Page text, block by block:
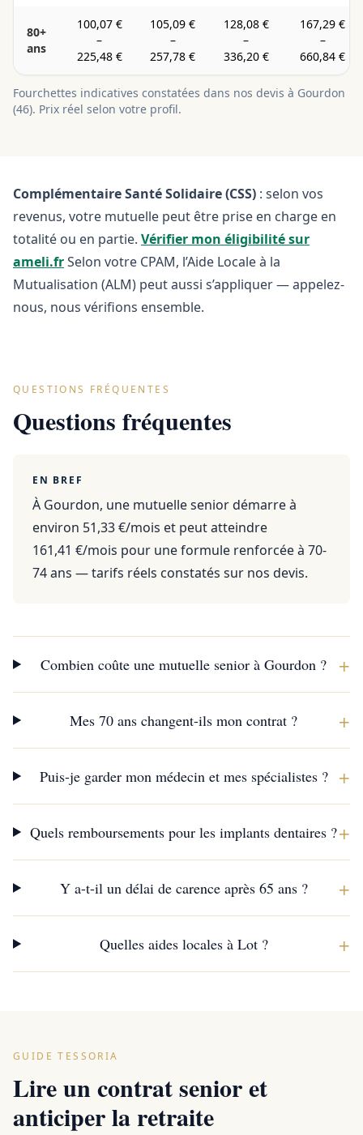
80+
ans
100,07 €
–
225,48 €
105,09 €
–
257,78 €
128,08 €
–
336,20 €
167,29 €
–
660,84 €
Fourchettes indicatives constatées dans nos devis à Gourdon
(46). Prix réel selon votre profil.
Complémentaire Santé Solidaire (CSS) : selon vos
revenus, votre mutuelle peut être prise en charge en
totalité ou en partie. Vérifier mon éligibilité sur
ameli.frSelon votre CPAM, l’Aide Locale à la
Mutualisation (ALM) peut aussi s’appliquer — appelez-
nous, nous vérifions ensemble.
QUESTIONS FRÉQUENTES
Questions fréquentes
EN BREF
À Gourdon, une mutuelle senior démarre à
environ 51,33 €/mois et peut atteindre
161,41 €/mois pour une formule renforcée à 70-
74 ans — tarifs réels constatés sur nos devis.
Combien coûte une mutuelle senior à Gourdon ? +
Mes 70 ans changent-ils mon contrat ? +
Puis-je garder mon médecin et mes spécialistes ? +
Quels remboursements pour les implants dentaires ?+
Y a-t-il un délai de carence après 65 ans ? +
Quelles aides locales à Lot ? +
GUIDE TESSORIA
Lire un contrat senior et
anticiper la retraite